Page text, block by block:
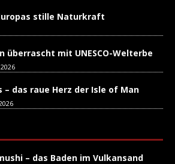
stille Naturkraft
überrascht mit UNESCO-Welterbe
– das raue Herz der Isle of Man
– das Baden im Vulkansand